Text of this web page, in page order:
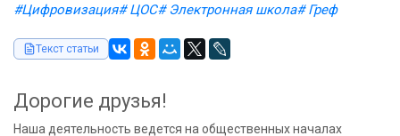
#Цифровизация# ЦОС# Электронная школа# Греф
Текст статьи
Дорогие друзья!
Наша деятельность ведется на общественных началах